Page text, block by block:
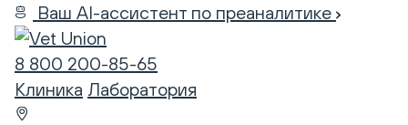
Ваш AI-ассистент по преаналитике
8 800 200-85-65
Клиника Лаборатория